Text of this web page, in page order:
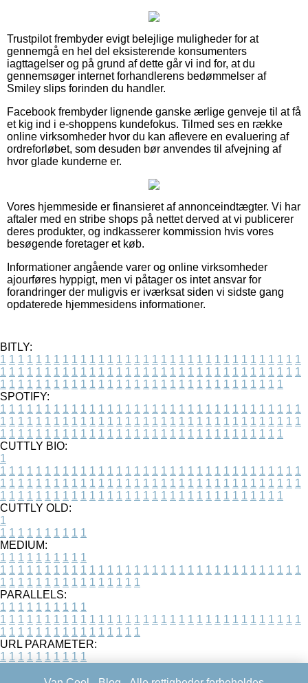
Trustpilot frembyder evigt belejlige muligheder for at
gennemgå en hel del eksisterende konsumenters
iagttagelser og på grund af dette går vi ind for, at du
gennemsøger internet forhandlerens bedømmelser af
Smiley slips forinden du handler.
Facebook frembyder lignende ganske ærlige genveje til at få
et kig ind i e-shoppens kundefokus. Tilmed ses en række
online virksomheder hvor du kan aflevere en evaluering af
ordreforløbet, som desuden bør anvendes til afvejning af
hvor glade kunderne er.
Vores hjemmeside er finansieret af annonceindtægter. Vi har
aftaler med en stribe shops på nettet derved at vi publicerer
deres produkter, og indkasserer kommission hvis vores
besøgende foretager et køb.
Informationer angående varer og online virksomheder
ajourføres hyppigt, men vi påtager os intet ansvar for
forandringer der muligvis er iværksat siden vi sidste gang
opdaterede hjemmesidens informationer.
BITLY:
1 1 1 1 1 1 1 1 1 1 1 1 1 1 1 1 1 1 1 1 1 1 1 1 1 1 1 1 1 1 1 1 1 1
1 1 1 1 1 1 1 1 1 1 1 1 1 1 1 1 1 1 1 1 1 1 1 1 1 1 1 1 1 1 1 1 1 1
1 1 1 1 1 1 1 1 1 1 1 1 1 1 1 1 1 1 1 1 1 1 1 1 1 1 1 1 1 1 1 1
SPOTIFY:
1 1 1 1 1 1 1 1 1 1 1 1 1 1 1 1 1 1 1 1 1 1 1 1 1 1 1 1 1 1 1 1 1 1
1 1 1 1 1 1 1 1 1 1 1 1 1 1 1 1 1 1 1 1 1 1 1 1 1 1 1 1 1 1 1 1 1 1
1 1 1 1 1 1 1 1 1 1 1 1 1 1 1 1 1 1 1 1 1 1 1 1 1 1 1 1 1 1 1 1
CUTTLY BIO:
1
1 1 1 1 1 1 1 1 1 1 1 1 1 1 1 1 1 1 1 1 1 1 1 1 1 1 1 1 1 1 1 1 1 1
1 1 1 1 1 1 1 1 1 1 1 1 1 1 1 1 1 1 1 1 1 1 1 1 1 1 1 1 1 1 1 1 1 1
1 1 1 1 1 1 1 1 1 1 1 1 1 1 1 1 1 1 1 1 1 1 1 1 1 1 1 1 1 1 1 1
CUTTLY OLD:
1
1 1 1 1 1 1 1 1 1 1
MEDIUM:
1 1 1 1 1 1 1 1 1 1
1 1 1 1 1 1 1 1 1 1 1 1 1 1 1 1 1 1 1 1 1 1 1 1 1 1 1 1 1 1 1 1 1 1
1 1 1 1 1 1 1 1 1 1 1 1 1 1 1 1
PARALLELS:
1 1 1 1 1 1 1 1 1 1
1 1 1 1 1 1 1 1 1 1 1 1 1 1 1 1 1 1 1 1 1 1 1 1 1 1 1 1 1 1 1 1 1 1
1 1 1 1 1 1 1 1 1 1 1 1 1 1 1 1
URL PARAMETER:
1 1 1 1 1 1 1 1 1 1